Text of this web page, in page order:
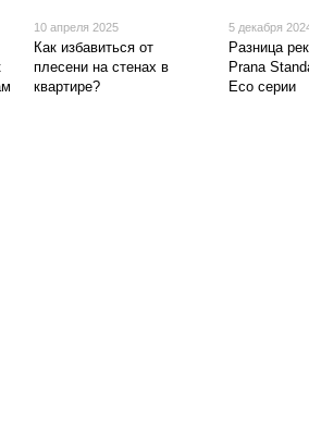
10 апреля 2025
Как избавиться от
плесени на стенах в
квартире?
5 декабря
Разница
Prana
Eco серии